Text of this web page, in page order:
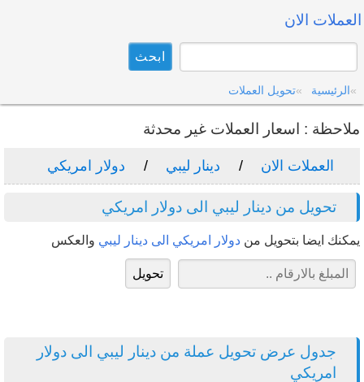
العملات الان
الرئيسية تحويل العملات
ملاحظة : اسعار العملات غير محدثة
العملات الان دينار ليبي دولار امريكي
تحويل من دينار ليبي الى دولار امريكي
يمكنك ايضا بتحويل من دولار امريكي الى دينار ليبي والعكس
جدول عرض تحويل عملة من دينار ليبي الى دولار
امريكي